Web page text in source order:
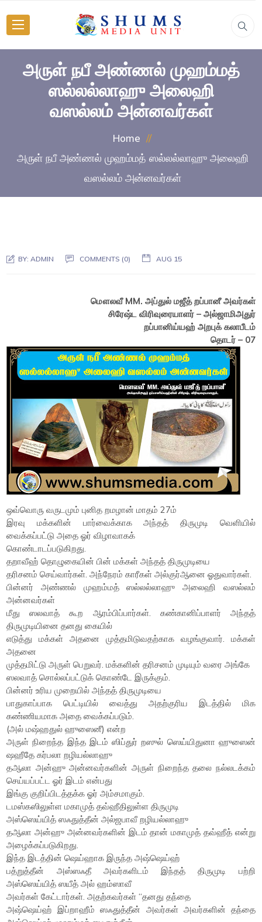
அருள் நபீ அண்ணல் முஹம்மத்
ஸல்லல்லாஹு அலைஹி
வஸல்லம் அன்னவர்கள்
Home
அருள் நபீ அண்ணல் முஹம்மத் ஸல்லல்லாஹு அலைஹி
வஸல்லம் அன்னவர்கள்
BY:ADMIN COMMENTS (0) AUG 15
மௌலவீ MM. அப்துல் மஜீத் றப்பானீ அவர்கள்
சிரேஷ்ட விரிவுரையாளர் – அல்ஜாமிஅதுர்
றப்பானிய்யஹ் அறபுக் கலாபீடம்
தொடர் – 07
ஒவ்வொரு வருடமும் புனித றமழான் மாதம் 27ம்
இரவு மக்களின் பார்வைக்காக அந்தத் திருமுடி வெளியில்
வைக்கப்பட்டு அதை ஓர் விழாவாகக்
கொண்டாடப்படுகிறது.
தறாவீஹ் தொழுகையின் பின் மக்கள் அந்தத் திருமுடியை
தரிசனம் செய்வார்கள். அந்நேரம் காரீகள் அல்குர்ஆனை ஓதுவார்கள்.
பின்னர் அண்ணல் முஹம்மத் ஸல்லல்லாஹு அலைஹி வஸல்லம்
அன்னவர்கள்
மீது ஸலவாத் கூற ஆரம்பிப்பார்கள். கண்கானிப்பாளர் அந்தத்
திருமுடியினை தனது கையில்
எடுத்து மக்கள் அதனை முத்தமிடுவதற்காக வழங்குவார். மக்கள்
அதனை
முத்தமிட்டு அருள் பெறுவர். மக்களின் தரிசனம் முடியும் வரை அங்கே
ஸலவாத் சொல்லப்பட்டுக் கொண்டே இருக்கும்.
பின்னர் உரிய முறையில் அந்தத் திருமுடியை
பாதுகாப்பாக பெட்டியில் வைத்து அதற்குரிய இடத்தில் மிக
கண்ணியமாக அதை வைக்கப்படும்.
(அல் மஷ்ஹதுல் ஹுஸைனீ) என்ற
அருள் நிறைந்த இந்த இடம் ஸிப்துர் றஸுல் ஸெய்யிதுனா ஹுஸைன்
ஷஹீதே கர்பலா றழியல்லாஹு
தஆலா அன்ஹு அன்னவர்களின் அருள் நிறைந்த தலை நல்லடக்கம்
செய்யப்பட்ட ஓர் இடம் என்பது
இங்கு குறிப்பிடத்தக்க ஓர் அம்சமாகும்.
டமஸ்கஸிலுள்ள மகாமுத் தவ்ஹீதிலுள்ள திருமுடி
அஸ்ஸெய்யித் ஸஃதுத்தீன் அல்ஜபாவீ றழியல்லாஹு
தஆலா அன்ஹு அன்னவர்களின் இடம் தான் மகாமுத் தவ்ஹீத் என்று
அழைக்கப்படுகிறது.
இந்த இடத்தின் ஷெய்ஹாக இருந்த அஷ்ஷெய்ஹ்
பத்றுத்தீன் அஸ்ஸஃதீ அவர்களிடம் இந்தத் திருமுடி பற்றி
அஸ்ஸெய்யித் ஸயீத் அல் ஹம்ஸாவீ
அவர்கள் கேட்டார்கள். அதற்கவர்கள் “தனது தந்தை
அஷ்ஷெய்ஹ் இப்றாஹீம் ஸஃதுத்தீன் அவர்கள் அவர்களின் தந்தை